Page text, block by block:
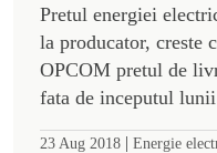
Pretul energiei
la producator, creste
OPCOM pretul de
fata de inceputul
23 Aug 2018 | Energie